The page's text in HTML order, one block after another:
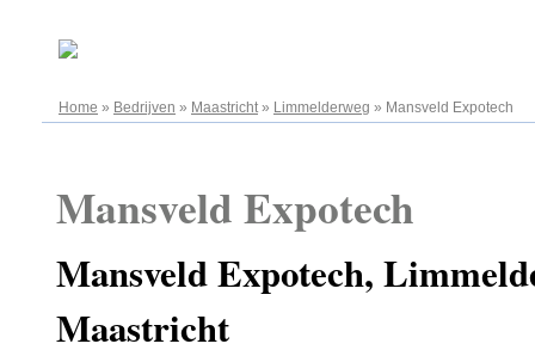
Home » Bedrijven » Maastricht» Limmelderweg » Mansveld Expotech
Mansveld Expotech
Mansveld Expotech,
Maastricht